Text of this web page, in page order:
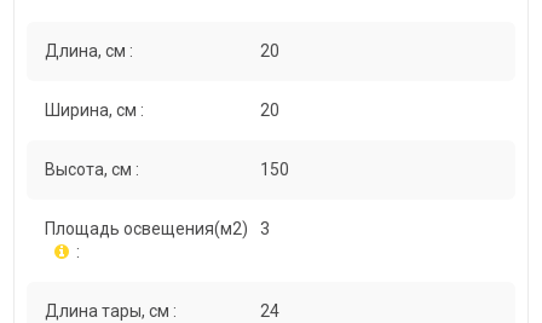
Длина, см : 20
Ширина, см : 20
Высота, см : 150
Площадь освещения(м2)
:
3
Длина тары, см : 24